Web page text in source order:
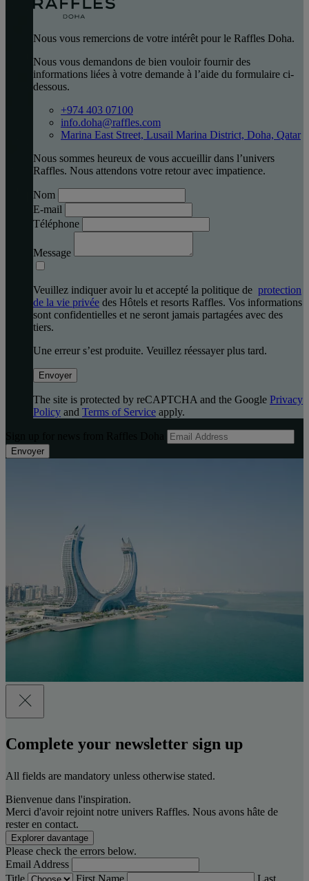
Nous vous remercions de votre intérêt pour le Raffles Doha.
Nous vous demandons de bien vouloir fournir des
informations liées à votre demande à l’aide du formulaire ci-
dessous.
+974 403 07100
info.doha@raffles.com
Marina East Street, Lusail Marina District, Doha, Qatar
Nous sommes heureux de vous accueillir dans l’univers
Raffles. Nous attendons votre retour avec impatience.
Nom
E-mail
Téléphone
Message
Veuillez indiquer avoir lu et accepté la politique de protection
de la vie privée des Hôtels et resorts Raffles. Vos informations
sont confidentielles et ne seront jamais partagées avec des
tiers.
Une erreur s’est produite. Veuillez réessayer plus tard.
Envoyer
The site is protected by reCAPTCHA and the Google Privacy
Policy and Terms of Service apply.
Envoyer
Complete your newsletter sign up
All fields are mandatory unless otherwise stated.
Bienvenue dans l'inspiration.
Merci d'avoir rejoint notre univers Raffles. Nous avons hâte de
rester en contact.
Explorer davantage
Please check the errors below.
Email Address